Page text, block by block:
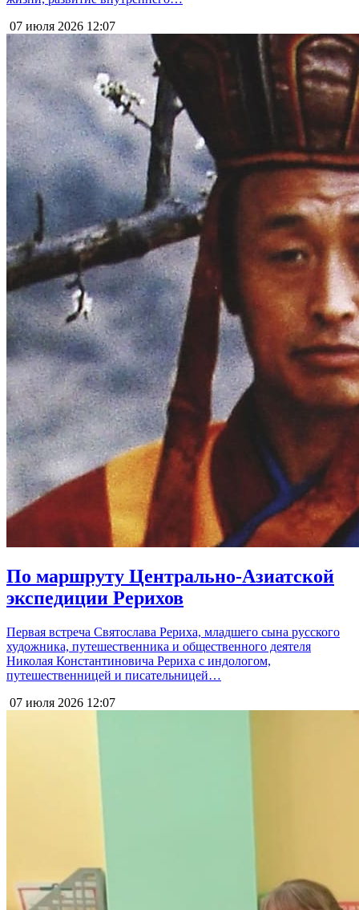
07 июля 2026 12:07
По маршруту Центрально-Азиатской
экспедиции Рерихов
Первая встреча Святослава Рериха, младшего сына русского
художника, путешественника и общественного деятеля
Николая Константиновича Рериха с индологом,
путешественницей и писательницей…
07 июля 2026 12:07